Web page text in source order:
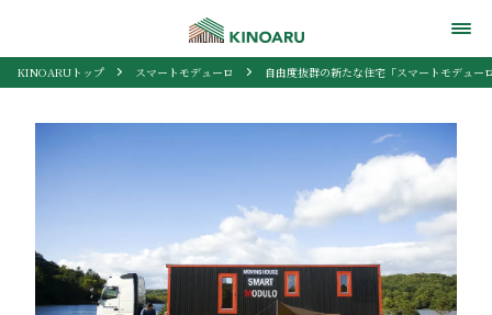
KINOARUトップ スマートモデューロ 自由度抜群の新たな住宅「スマートモデュ